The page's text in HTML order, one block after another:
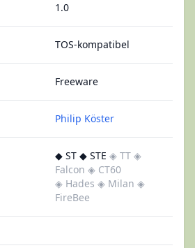
1.0
TOS-kompatibel
Freeware
Philip Köster
◆ ST ◆ STE ◈ TT ◈
Falcon ◈ CT60
◈ Hades ◈ Milan ◈
FireBee